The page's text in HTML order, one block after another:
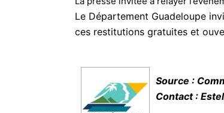
Le Département Guadeloupe
ces restitutions gratuites et
Source :
Contact :